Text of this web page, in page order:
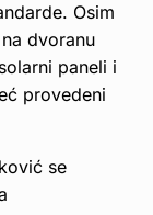
Osim
dvoranu
paneli i
provedeni
se